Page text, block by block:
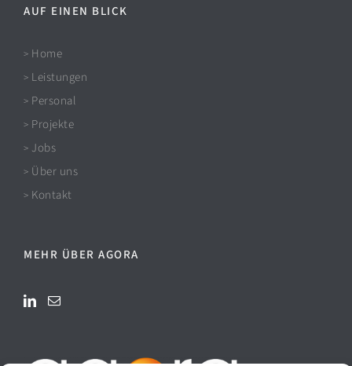
AUF EINEN BLICK
> Home
> Leistungen
> Personal
> Projekte
> Jobs
> Über uns
> Kontakt
MEHR ÜBER AGORA